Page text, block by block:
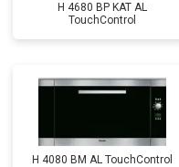
H 4680 BP KAT AL
TouchControl
H 4080 BM AL TouchControl